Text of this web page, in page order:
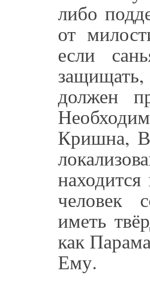
либо
от
если
должен
Кришна,
человек
иметь
как
Ему.